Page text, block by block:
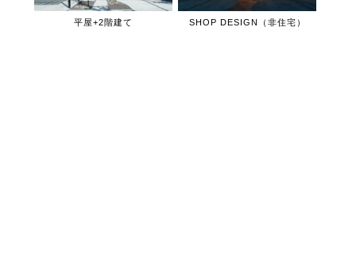
平屋+2階建て SHOP DESIGN（非住宅）